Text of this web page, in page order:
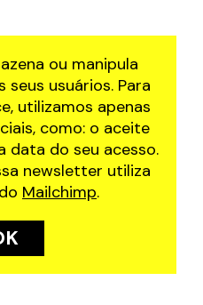
ou manipula
seus usuários. Para
utilizamos apenas
como: o aceite
data do seu acesso.
newsletter utiliza
Mailchimp.